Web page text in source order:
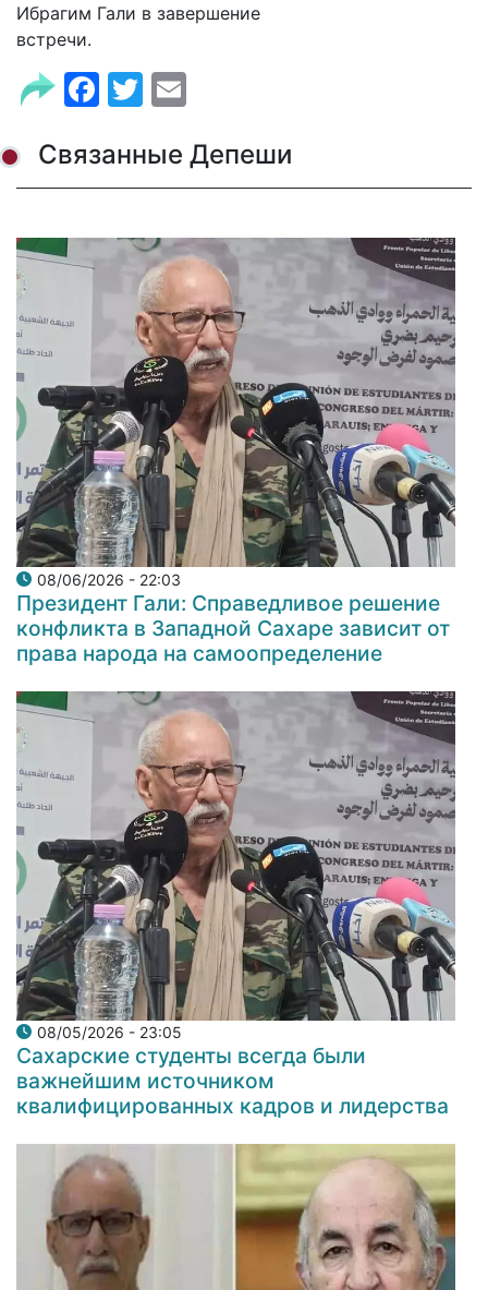
Ибрагим Гали в завершение
встречи.
Facebook
Twitter
Связанные Депеши
08/06/2026 - 22:03
Президент Гали: Справедливое решение
конфликта в Западной Сахаре зависит от
права народа на самоопределение
08/05/2026 - 23:05
Сахарские студенты всегда были
важнейшим источником
квалифицированных кадров и лидерства